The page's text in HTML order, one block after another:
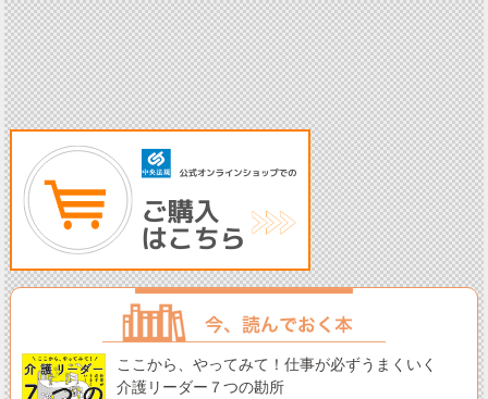
ここから、やってみて！仕事が必ずうまくいく
介護リーダー７つの勘所